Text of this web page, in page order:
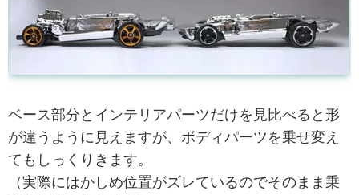
ベース部分とインテリアパーツだけを見比べると形
が違うように見えますが、ボディパーツを乗せ変え
てもしっくりきます。
（実際にはかしめ位置がズレているのでそのまま乗